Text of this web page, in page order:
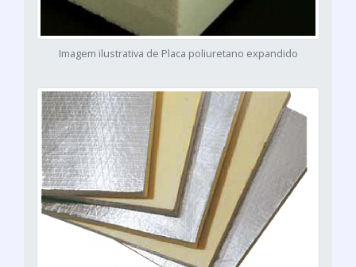
Imagem ilustrativa de Placa poliuretano expandido